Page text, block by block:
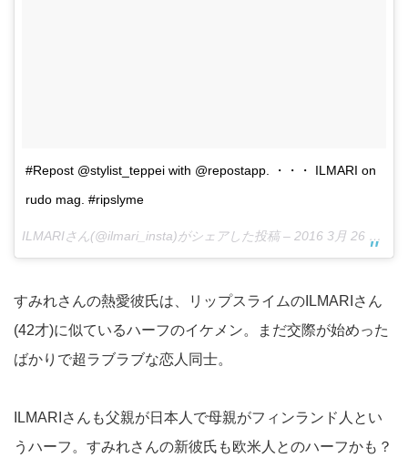
#Repost @stylist_teppei with @repostapp. ・・・ ILMARI on
rudo mag. #ripslyme
ILMARIさん(@ilmari_insta)がシェアした投稿 – 2016 3月 26 2:11午前 PDT
すみれさんの熱愛彼氏は、リップスライムのILMARIさん
(42才)に似ているハーフのイケメン。まだ交際が始めった
ばかりで超ラブラブな恋人同士。
ILMARIさんも父親が日本人で母親がフィンランド人とい
うハーフ。すみれさんの新彼氏も欧米人とのハーフかも？